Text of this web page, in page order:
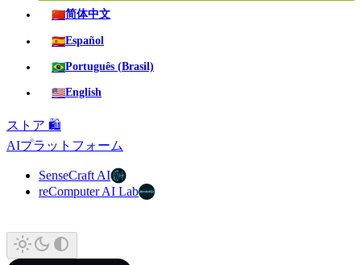
🇨🇳简体中文
🇪🇸Español
🇧🇷Português (Brasil)
🇺🇸English
ストア 🛍️
AIプラットフォーム
SenseCraft AI
reComputer AI Lab